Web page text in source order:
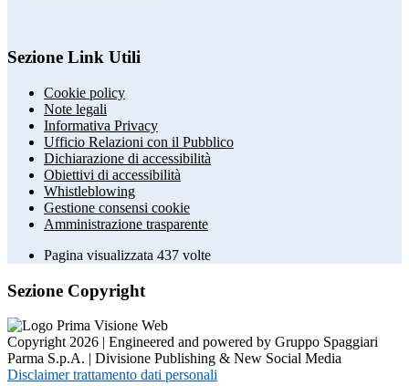
Sezione Link Utili
Cookie policy
Note legali
Informativa Privacy
Ufficio Relazioni con il Pubblico
Dichiarazione di accessibilità
Obiettivi di accessibilità
Whistleblowing
Gestione consensi cookie
Amministrazione trasparente
Pagina visualizzata 437 volte
Sezione Copyright
Copyright 2026 | Engineered and powered by Gruppo Spaggiari
Parma S.p.A. | Divisione Publishing & New Social Media
Disclaimer trattamento dati personali